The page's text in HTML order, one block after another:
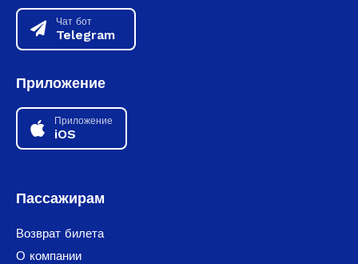
Чат бот
Telegram
Приложение
Приложение
iOS
Пассажирам
Возврат билета
О компании